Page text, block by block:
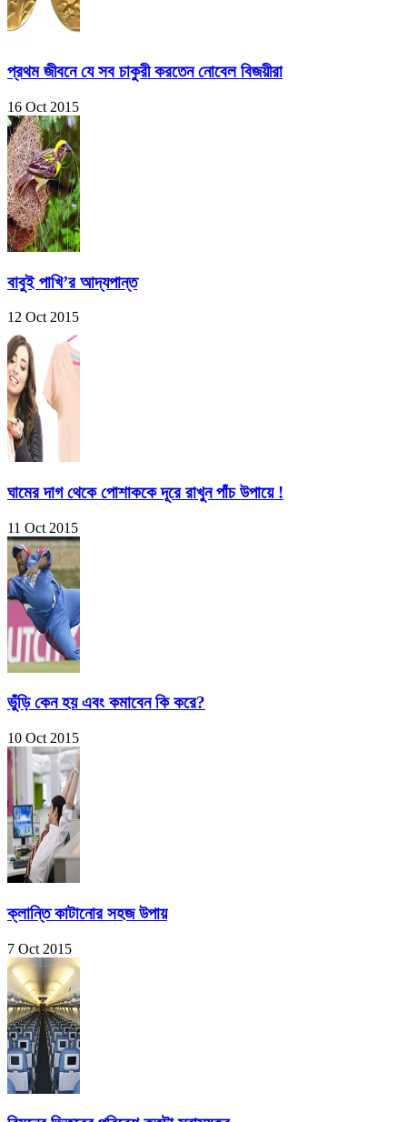
প্রথম জীবনে যে সব চাকুরী করতেন নোবেল বিজয়ীরা
16 Oct 2015
বাবুই পাখি’র আদ্যপান্ত
12 Oct 2015
ঘামের দাগ থেকে পোশাককে দূরে রাখুন পাঁচ উপায়ে !
11 Oct 2015
ভুঁড়ি কেন হয় এবং কমাবেন কি করে?
10 Oct 2015
ক্লান্তি কাটানোর সহজ উপায়
7 Oct 2015